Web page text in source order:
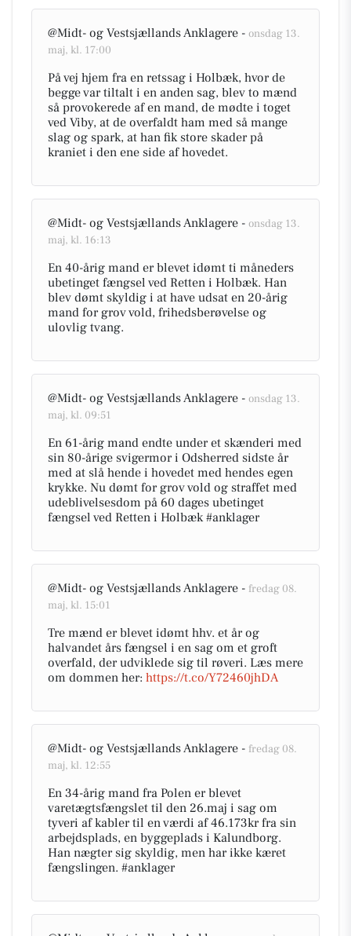
@Midt- og Vestsjællands Anklagere - onsdag 13.
maj, kl. 17:00
På vej hjem fra en retssag i Holbæk, hvor de
begge var tiltalt i en anden sag, blev to mænd
så provokerede af en mand, de mødte i toget
ved Viby, at de overfaldt ham med så mange
slag og spark, at han fik store skader på
kraniet i den ene side af hovedet.
@Midt- og Vestsjællands Anklagere - onsdag 13.
maj, kl. 16:13
En 40-årig mand er blevet idømt ti måneders
ubetinget fængsel ved Retten i Holbæk. Han
blev dømt skyldig i at have udsat en 20-årig
mand for grov vold, frihedsberøvelse og
ulovlig tvang.
@Midt- og Vestsjællands Anklagere - onsdag 13.
maj, kl. 09:51
En 61-årig mand endte under et skænderi med
sin 80-årige svigermor i Odsherred sidste år
med at slå hende i hovedet med hendes egen
krykke. Nu dømt for grov vold og straffet med
udeblivelsesdom på 60 dages ubetinget
fængsel ved Retten i Holbæk #anklager
@Midt- og Vestsjællands Anklagere - fredag 08.
maj, kl. 15:01
Tre mænd er blevet idømt hhv. et år og
halvandet års fængsel i en sag om et groft
overfald, der udviklede sig til røveri. Læs mere
om dommen her: https://t.co/Y72460jhDA
@Midt- og Vestsjællands Anklagere - fredag 08.
maj, kl. 12:55
En 34-årig mand fra Polen er blevet
varetægtsfængslet til den 26.maj i sag om
tyveri af kabler til en værdi af 46.173kr fra sin
arbejdsplads, en byggeplads i Kalundborg.
Han nægter sig skyldig, men har ikke kæret
fængslingen. #anklager